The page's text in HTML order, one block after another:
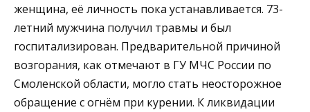
женщина, её личность пока устанавливается. 73-
летний мужчина получил травмы и был
госпитализирован. Предварительной причиной
возгорания, как отмечают в ГУ МЧС России по
Смоленской области, могло стать неосторожное
обращение с огнём при курении. К ликвидации